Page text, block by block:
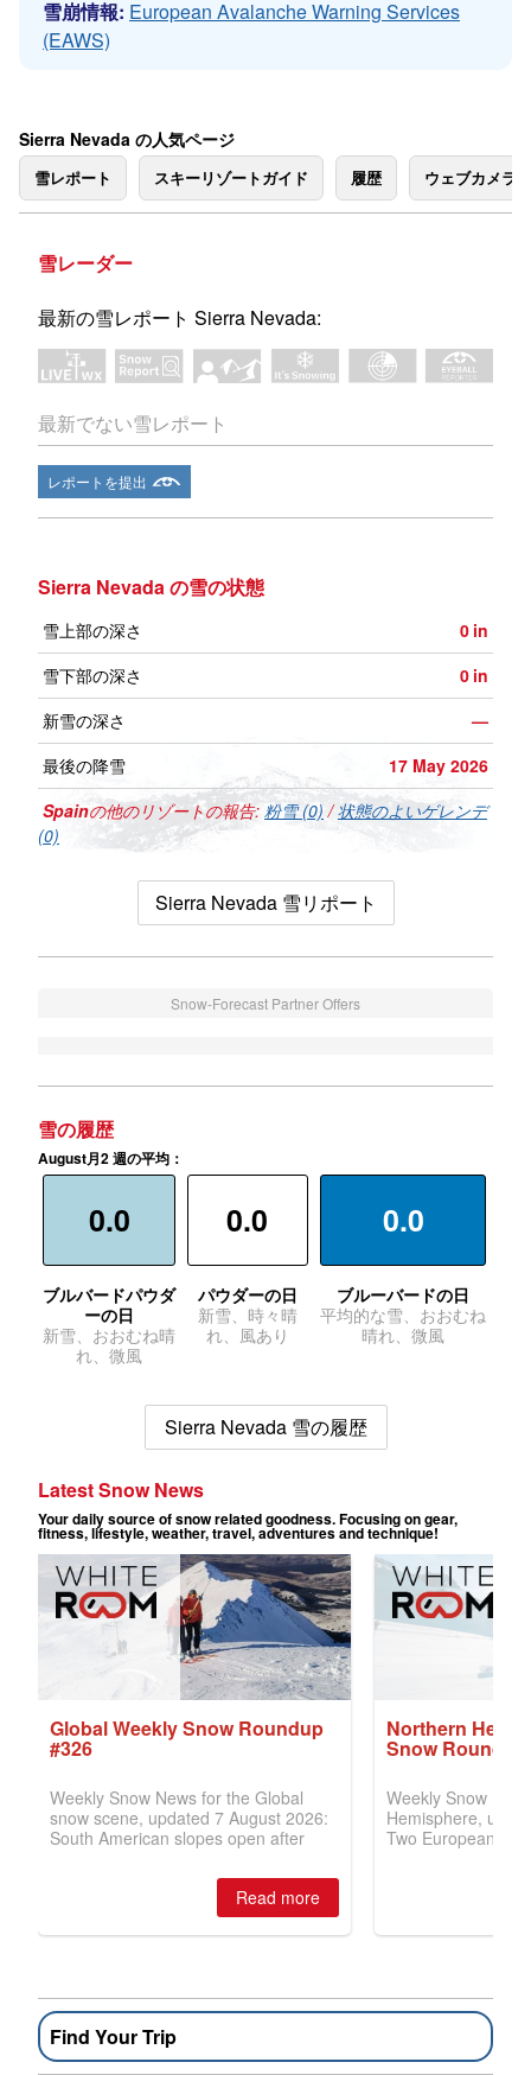
雪崩情報: European Avalanche Warning Services
(EAWS)
Sierra Nevada の人気ページ
雪レポート スキーリゾートガイド 履歴 ウェブカメラ
雪レーダー
最新の雪レポート Sierra Nevada:
最新でない雪レポート
レポートを提出
Sierra Nevada の雪の状態
雪上部の深さ 0 in
雪下部の深さ
0 in
新雪の深さ
—
最後の降雪
17 May 2026
Spainの他のリゾートの報告: 粉雪 (0) /状態のよいゲレンデ
(0)
Sierra Nevada 雪リポート
Snow-Forecast Partner Offers
雪の履歴
August月2 週の平均：
0.0
ブルバードパウダ
ーの日
新雪、おおむね晴
れ、微風
0.0
パウダーの日
新雪、時々晴
れ、風あり
0.0
ブルーバードの日
平均的な雪、おおむね
晴れ、微風
Sierra Nevada 雪の履歴
Find Your Trip